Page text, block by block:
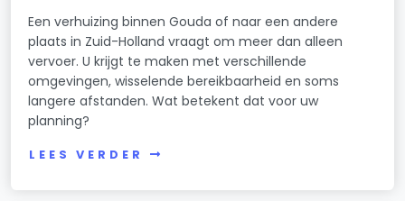
Een verhuizing binnen Gouda of naar een andere
plaats in Zuid-Holland vraagt om meer dan alleen
vervoer. U krijgt te maken met verschillende
omgevingen, wisselende bereikbaarheid en soms
langere afstanden. Wat betekent dat voor uw
planning?
LEES VERDER